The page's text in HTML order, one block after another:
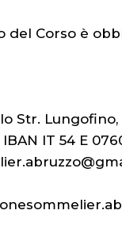
Corso è
Str. Lungofino,
IT 54 E